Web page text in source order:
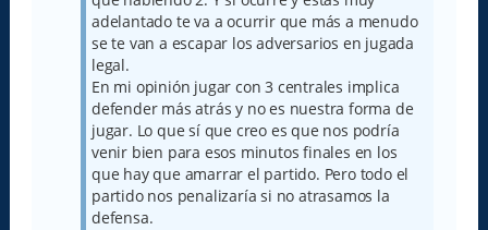
adelantado te va a ocurrir que más a menudo
se te van a escapar los adversarios en jugada
legal.
En mi opinión jugar con 3 centrales implica
defender más atrás y no es nuestra forma de
jugar. Lo que sí que creo es que nos podría
venir bien para esos minutos finales en los
que hay que amarrar el partido. Pero todo el
partido nos penalizaría si no atrasamos la
defensa.